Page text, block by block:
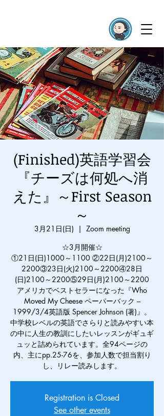
(Finished)英語学習会
『チーズは何処へ消
えた』～First Season
～
3月21日(日)
  |
Zoom meeting
☆3月開催☆
①21日(日)1000～1100 ②22日(月)2100～
2200③23日(火)2100～2200④28日
(日)2100～2200⑤29日(月)2100～2200
アメリカでベストセラーになった『Who
Moved My Cheese ペーパーバック –
1999/3/4英語版 Spencer Johnson (著)』。
中学校レベルの英語でさらりと読みやすい本
の中に人生の教訓にしたいレッスンがギュギ
ュッと詰められています。全94ページの
内、主にpp.25-76を、参加人数で担当割り
し、リレー読みします。
Registration is Closed
See other events